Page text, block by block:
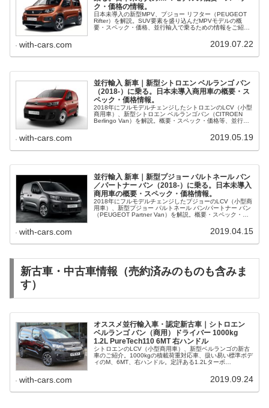
ク・価格の情報。
日本未導入の新型MPV、プジョー リフター（PEUGEOT
Rifter）を解説。SUV要素を盛り込んだMPVモデルの概
要・スペック・価格、並行輸入で乗るための情報をご紹介
with-cars.com 2019.07.22
並行輸入 新車｜新型シトロエン ベルランゴ バン
（2018-）に乗る。日本未導入商用車の概要・ス
ペック・価格情報。
2018年にフルモデルチェンジしたシトロエンのLCV（小型
商用車）、新型シトロエン ベルランゴバン（CITROEN
Berlingo Van）を解説。概要・スペック・価格等、並行輸
with-cars.com 2019.05.19
並行輸入 新車｜新型プジョー パルトネール バン
／パートナー バン（2018-）に乗る。日本未導入
商用車の概要・スペック・価格情報。
2018年にフルモデルチェンジしたプジョーのLCV（小型商
用車）、新型プジョー パルトネール バン/パートナー バン
（PEUGEOT Partner Van）を解説。概要・スペック・価
with-cars.com 2019.04.15
新古車・中古車情報（売約済みのものも含みま
す）
オススメ並行輸入車・認定新古車｜シトロエン
ベルランゴ バン（商用）ドライバー 1000kg
1.2L PureTech110 6MT 右ハンドル
シトロエンのLCV（小型商用車）、新型ベルランゴの新古
車のご紹介。1000kgの積載荷重対応車、扱い易い標準ボデ
ィのM、6MT、右ハンドル。定評ある1.2Lターボ
with-cars.com 2019.09.24